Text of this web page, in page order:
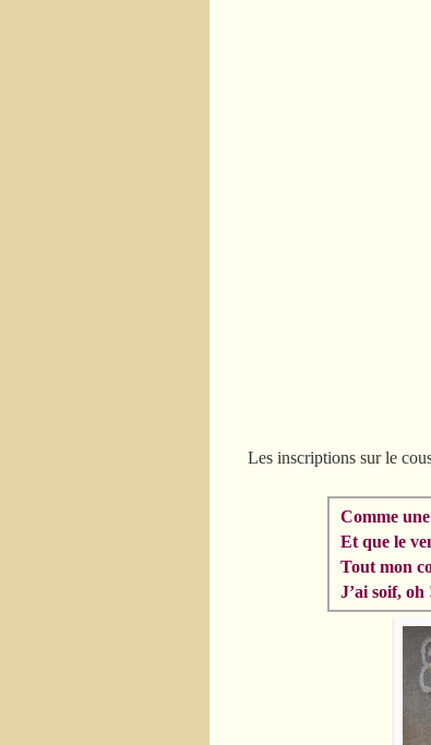
Les inscriptions sur le
Comme
Et que le
Tout mon
J’ai soif, oh